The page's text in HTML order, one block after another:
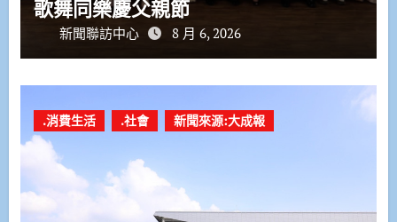
歌舞同樂慶父親節
新聞聯訪中心 8 月 6, 2026
.消費生活 .社會 新聞來源:大成報